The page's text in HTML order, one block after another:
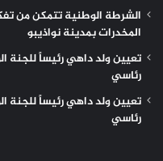
الشرطة الوطنية تتمكن من
المخدرات بمدينة نواذيبو
تعيين ولد داهي رئيساً للجنة
رئاسي
تعيين ولد داهي رئيساً للجنة
رئاسي